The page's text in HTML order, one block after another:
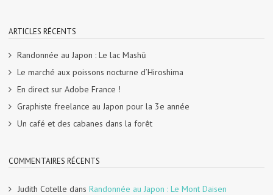
ARTICLES RÉCENTS
Randonnée au Japon : Le lac Mashū
Le marché aux poissons nocturne d’Hiroshima
En direct sur Adobe France !
Graphiste freelance au Japon pour la 3e année
Un café et des cabanes dans la forêt
COMMENTAIRES RÉCENTS
Judith Cotelle dans Randonnée au Japon : Le Mont Daisen